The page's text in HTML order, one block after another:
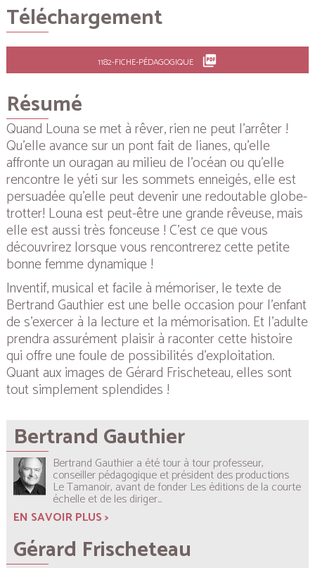
Téléchargement
1182-FICHE-PÉDAGOGIQUE picture_as_pdf
Résumé
Quand Louna se met à rêver, rien ne peut l’arrêter !
Qu’elle avance sur un pont fait de lianes, qu’elle
affronte un ouragan au milieu de l’océan ou qu’elle
rencontre le yéti sur les sommets enneigés, elle est
persuadée qu’elle peut devenir une redoutable globe-
trotter! Louna est peut-être une grande rêveuse, mais
elle est aussi très fonceuse ! C’est ce que vous
découvrirez lorsque vous rencontrerez cette petite
bonne femme dynamique !
Inventif, musical et facile à mémoriser, le texte de
Bertrand Gauthier est une belle occasion pour l’enfant
de s’exercer à la lecture et la mémorisation. Et l’adulte
prendra assurément plaisir à raconter cette histoire
qui offre une foule de possibilités d’exploitation.
Quant aux images de Gérard Frischeteau, elles sont
tout simplement splendides !
Bertrand Gauthier
Bertrand Gauthier a été tour à tour professeur,
conseiller pédagogique et président des productions
Le Tamanoir, avant de fonder Les éditions de la courte
échelle et de les diriger...
EN SAVOIR PLUS >
Gérard Frischeteau